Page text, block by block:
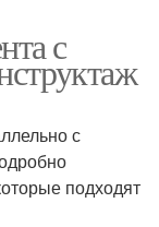
с
с
подходят